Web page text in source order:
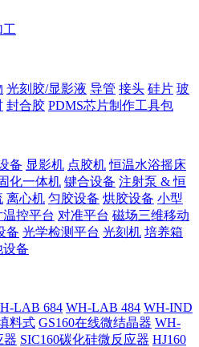
工
光刻胶/显影液 导管 接头 硅片 玻
封合胶 PDMS芯片制作工具包
备 显影机 点胶机 恒温水浴摇床
化一体机 键合设备 注射泵 & 恒
离心机 匀胶设备 烘胶设备 小型
控平台 对准平台 磁场三维移动
备 光学检测平台 光刻机 培养箱
设备
LAB 684 WH-LAB 484 WH-IND
料式 GS160在线微结晶器 WH-
器 SIC160碳化硅微反应器 HJ160